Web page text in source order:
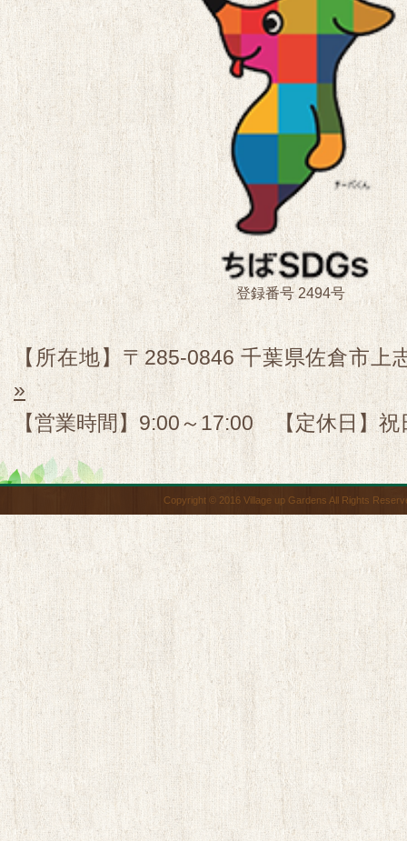
登録番号 2494号
【所在地】〒285-0846 千葉県佐倉市
»
【営業時間】9:00～17:00 【定休日】祝
Copyright © 2016 Village up Gardens All Rights